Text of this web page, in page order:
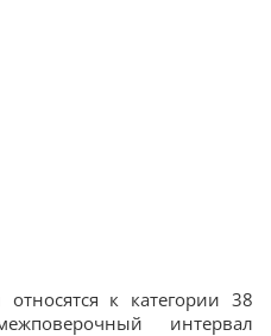
к категории 38
интервал